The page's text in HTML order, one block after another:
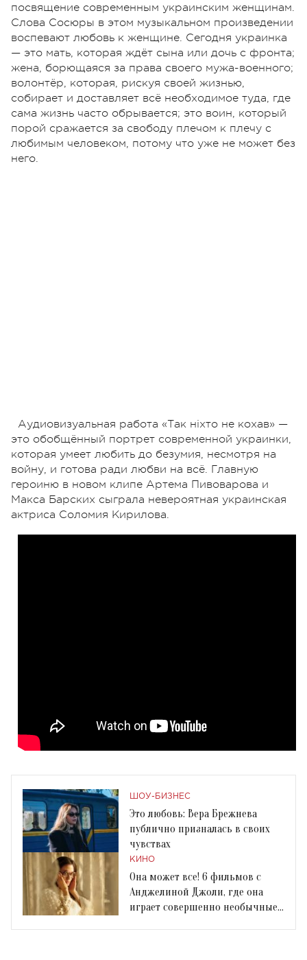
посвящение современным украинским женщинам.
Слова Сосюры в этом музыкальном произведении
воспевают любовь к женщине. Сегодня украинка
— это мать, которая ждёт сына или дочь с фронта;
жена, борющаяся за права своего мужа-военного;
волонтёр, которая, рискуя своей жизнью,
собирает и доставляет всё необходимое туда, где
сама жизнь часто обрывается; это воин, который
порой сражается за свободу плечом к плечу с
любимым человеком, потому что уже не может без
него.
Аудиовизуальная работа «Так ніхто не кохав» —
это обобщённый портрет современной украинки,
которая умеет любить до безумия, несмотря на
войну, и готова ради любви на всё. Главную
героиню в новом клипе Артема Пивоварова и
Макса Барских сыграла невероятная украинская
актриса Соломия Кирилова.
ШОУ-БИЗНЕС
Это любовь: Вера Брежнева
публично призналась в своих
чувствах
КИНО
Она может все! 6 фильмов с
Анджелиной Джоли, где она
играет совершенно необычные